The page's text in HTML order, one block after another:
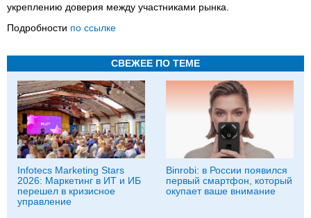
укреплению доверия между участниками рынка.
Подробности по ссылке
СВЕЖЕЕ ПО ТЕМЕ
Infotecs Marketing Stars
2026: Маркетинг в ИТ и ИБ
перешел в кризисное
управление
Binrobi: в России появился
первый смартфон, который
окупает ваше внимание